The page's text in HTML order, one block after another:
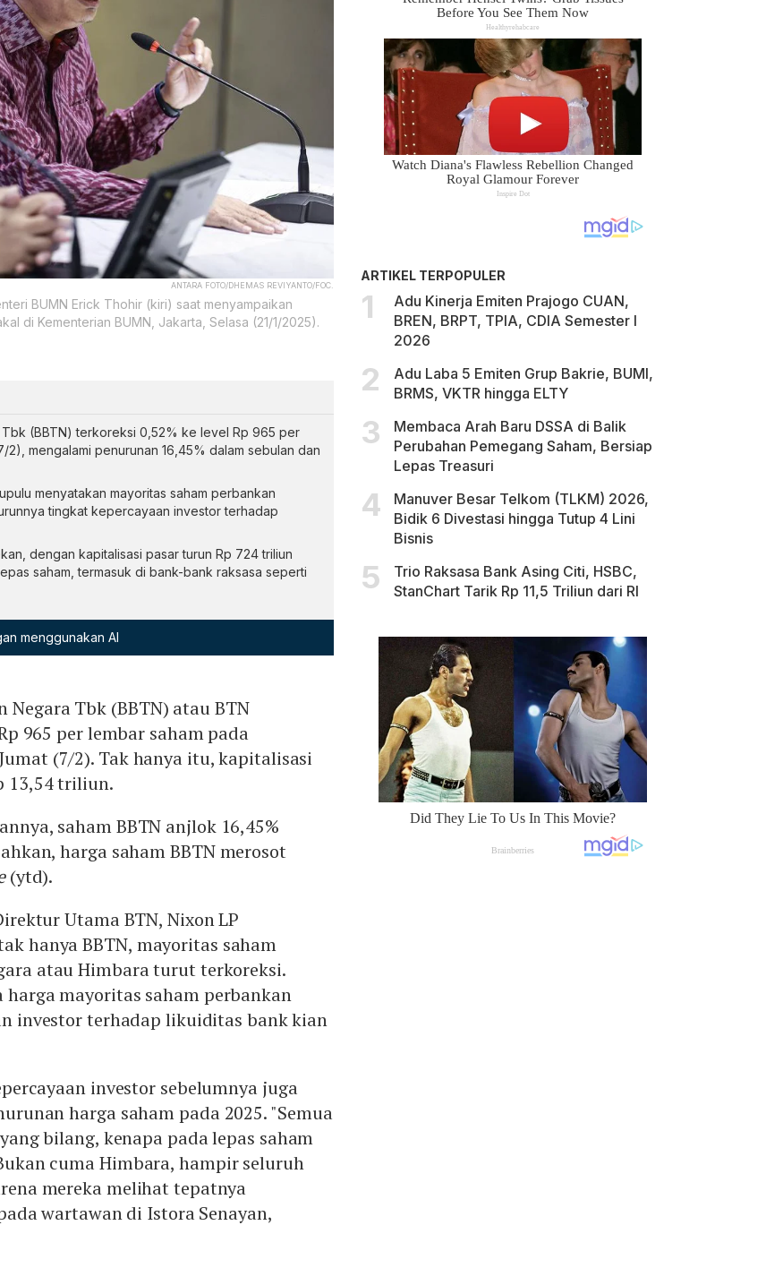
ANTARA FOTO/DHEMAS REVIYANTO/FOC.
BUMN Erick Thohir (kiri) saat menyampaikan
di Kementerian BUMN, Jakarta, Selasa (21/1/2025).
(BBTN) terkoreksi 0,52% ke level Rp 965 per
mengalami penurunan 16,45% dalam sebulan dan
menyatakan mayoritas saham perbankan
tingkat kepercayaan investor terhadap
dengan kapitalisasi pasar turun Rp 724 triliun
saham, termasuk di bank-bank raksasa seperti
menggunakan AI
Negara Tbk (BBTN) atau BTN
965 per lembar saham pada
(7/2). Tak hanya itu, kapitalisasi
13,54 triliun.
saham BBTN anjlok 16,45%
harga saham BBTN merosot
(ytd).
Utama BTN, Nixon LP
hanya BBTN, mayoritas saham
atau Himbara turut terkoreksi.
mayoritas saham perbankan
investor terhadap likuiditas bank kian
investor sebelumnya juga
harga saham pada 2025. "Semua
bilang, kenapa pada lepas saham
cuma Himbara, hampir seluruh
mereka melihat tepatnya
wartawan di Istora Senayan,
ARTIKEL TERPOPULER
Adu Kinerja Emiten Prajogo CUAN,
BREN, BRPT, TPIA, CDIA Semester I
2026
Adu Laba 5 Emiten Grup Bakrie, BUMI,
BRMS, VKTR hingga ELTY
Membaca Arah Baru DSSA di Balik
Perubahan Pemegang Saham, Bersiap
Lepas Treasuri
Manuver Besar Telkom (TLKM) 2026,
Bidik 6 Divestasi hingga Tutup 4 Lini
Bisnis
Trio Raksasa Bank Asing Citi, HSBC,
StanChart Tarik Rp 11,5 Triliun dari RI